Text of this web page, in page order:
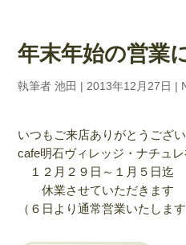
年末年始の営業
執筆者池田 | 2013年12月27日 |
いつもご来店ありがとうござ
cafe明石ヴィレッジ・ナチュ
１２月２９日～１月５日迄
休業させていただきます
（６日より通常営業いたします